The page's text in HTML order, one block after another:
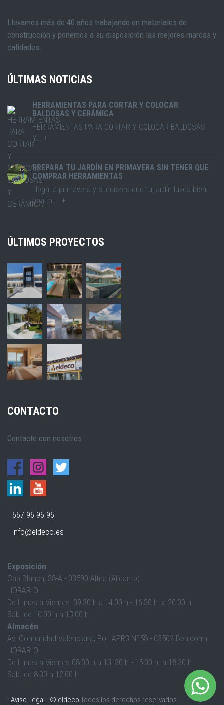
Llevamos más de 40 años trabajando en materiales de
construcción y ponemos a su disposición las mejores marcas y
calidades.
ÚLTIMAS NOTICIAS
HERRAMIENTAS PARA CORTAR Y COLOCAR
BALDOSAS Y CERÁMICA
HERRAMIENTAS PARA CORTAR Y COLOCAR BALDOSAS
Y... +
PREPARA TU JARDÍN EN PRIMAVERA SIN TENER QUE
COMPRAR HERRAMIENTAS
Llega la primavera y si quieres que tu jardín luzca bien
bonito,... +
ÚLTIMOS PROYECTOS
CONTACTO
Contacte con nosotros
667 96 96 96
info@eldeco.es
Exposición
Cap Blanch, 38-A - 03590 Altea (Alicante)
HORARIO:
De Lunes a Viernes: 09:30 h a 14:00 h - 16:30 h a 20:00 h
Sáb. de 10:00 h a 13:00 h.
Almacén
Av. Comunidad Valenciana, Pol. APR3 Nº58 - 03502 Benidorm
HORARIO:
De Lunes a Viernes 08:00 h a 13: 30 h - 15:00 h a 18:30 h
Sáb. de 8:30 a 12:00 h
-Aviso Legal - © eldeco Todos los derechos reservados